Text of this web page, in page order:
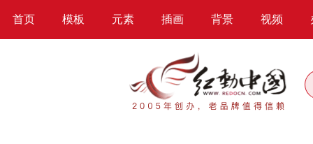
首页 模板 元素 插画 背景 视频